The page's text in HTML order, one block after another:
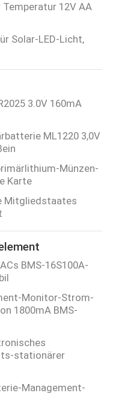
12V AA
Solar-LED-Licht,
3.0V 160mA
ML1220 3,0V
Münzen-
Karte
Mitgliedstaates
BMS-16S100A-
Monitor-Strom-
1800mA BMS-
stationärer
Management-